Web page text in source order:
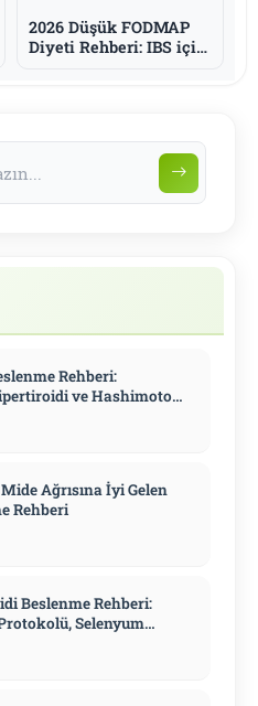
2026 Düşük FODMAP
Diyeti Rehberi: IBS için
Rehberi:
ve Hashimoto
Ağrısına İyi Gelen
Rehberi
Beslenme Rehberi:
Selenyum
Hızlandıran